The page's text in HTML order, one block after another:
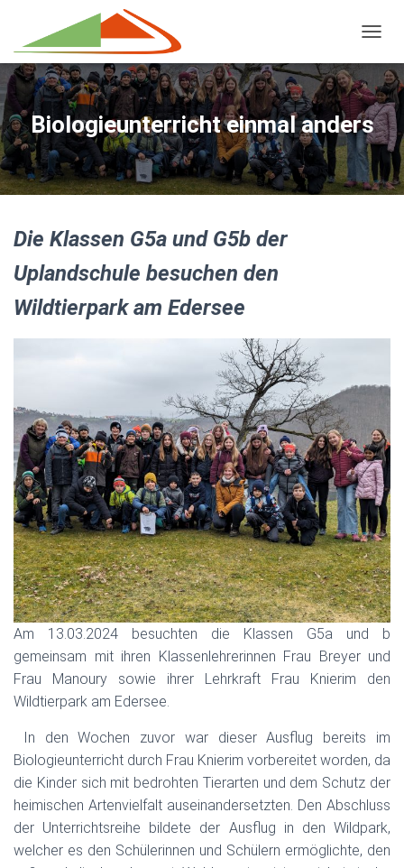
Biologieunterricht einmal anders
Die Klassen G5a und G5b der
Uplandschule besuchen den
Wildtierpark am Edersee
Am 13.03.2024 besuchten die Klassen G5a und b
gemeinsam mit ihren Klassenlehrerinnen Frau Breyer und
Frau Manoury sowie ihrer Lehrkraft Frau Knierim den
Wildtierpark am Edersee.
In den Wochen zuvor war dieser Ausflug bereits im
Biologieunterricht durch Frau Knierim vorbereitet worden, da
die Kinder sich mit bedrohten Tierarten und dem Schutz der
heimischen Artenvielfalt auseinandersetzten. Den Abschluss
der Unterrichtsreihe bildete der Ausflug in den Wildpark,
welcher es den Schülerinnen und Schülern ermöglichte, den